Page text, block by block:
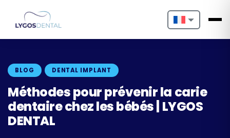
Nederlands
Français
Deutsch
BLOG DENTAL IMPLANT
Méthodes pour prévenir la carie
dentaire chez les bébés | LYGOS
DENTAL